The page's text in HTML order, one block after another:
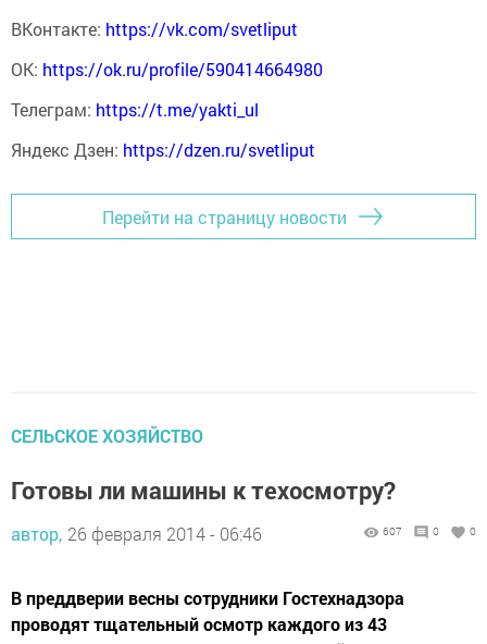
ВКонтакте: https://vk.com/svetliput
ОК: https://ok.ru/profile/590414664980
Телеграм: https://t.me/yakti_ul
Яндекс Дзен: https://dzen.ru/svetliput
Перейти на страницу новости
СЕЛЬСКОЕ ХОЗЯЙСТВО
Готовы ли машины к техосмотру?
автор, 26 февраля 2014 - 06:46 607 0 0
В преддверии весны сотрудники Гостехнадзора
проводят тщательный осмотр каждого из 43